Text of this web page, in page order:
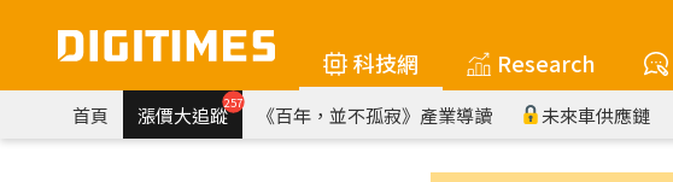
科技網 Research
首頁 漲價大追蹤257 《百年，並不孤寂》產業導讀 未來車供應鏈